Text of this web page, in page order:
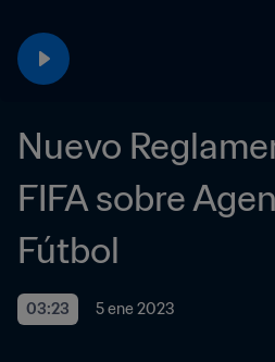
Nuevo
FIFA sobre
Fútbol
03:23 5 ene 2023